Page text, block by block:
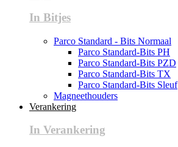
In Bitjes
Parco Standard - Bits Normaal
Parco Standard-Bits PH
Parco Standard-Bits PZD
Parco Standard-Bits TX
Parco Standard-Bits Sleuf
Magneethouders
Verankering
In Verankering